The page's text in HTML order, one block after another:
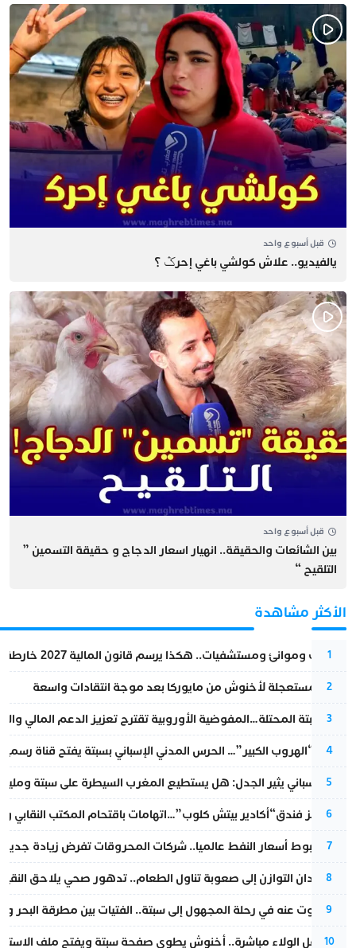
قبل أسبوع واحد
يالفيديو.. علاش كولشي باغي إحرݣ ؟
قبل أسبوع واحد
بين الشائعات والحقيقة.. انهيار اسعار الدجاج و حقيقة التسمين ”
التلقيح “
الأكثر مشاهدة
1
قطارات وموانئ ومستشفيات.. هكذا يرسم قانون المالية 2027 خارطة المغرب المقبل
2
عودة مستعجلة لأخنوش من مايوركا بعد موجة انتقادات واسعة
3
أزمة سبتة المحتلة…المفوضية الأوروبية تقترح تعزيز الدعم المالي
4
عملية “الهروب الكبير”… الحرس المدني الإسباني بسبتة يفتح قناة
5
تقرير إسباني يثير الجدل: هل يستطيع المغرب السيطرة على سبتة
6
أزمة تهز فندق“أكادير بيتش كلوب”…اتهامات باقتحام المكتب النقابي
7
رغم هبوط أسعار النفط عالميا.. شركات المحروقات تفرض زيادة
8
من فقدان التوازن إلى صعوبة تناول الطعام.. تدهور صحي يلاحق النقيب
9
المسكوت عنه في رحلة المجهول إلى سبتة.. الفتيات بين مطرقة البحر
10
بعد حفل الولاء مباشرة.. أخنوش يطوي صفحة سبتة ويفتح ملف